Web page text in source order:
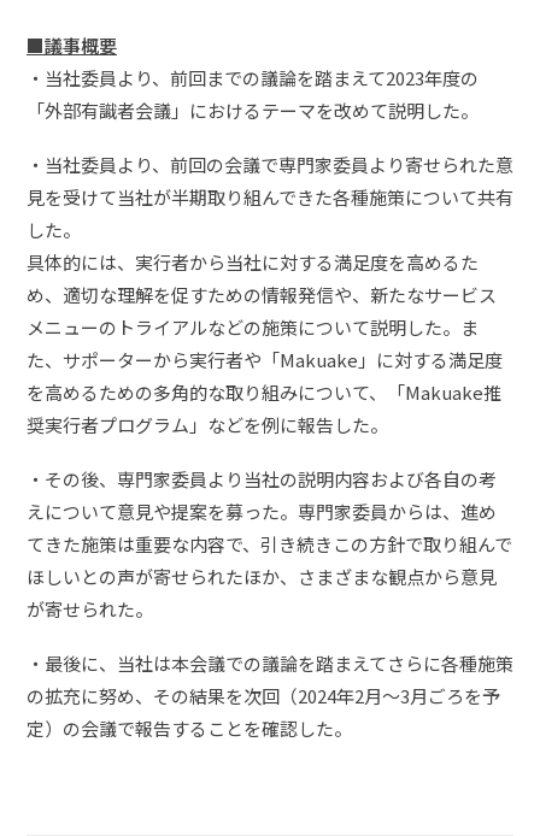
■議事概要
・当社委員より、前回までの議論を踏まえて2023年度の
「外部有識者会議」におけるテーマを改めて説明した。
・当社委員より、前回の会議で専門家委員より寄せられた意
見を受けて当社が半期取り組んできた各種施策について共有
した。
具体的には、実行者から当社に対する満足度を高めるた
め、適切な理解を促すための情報発信や、新たなサービス
メニューのトライアルなどの施策について説明した。ま
た、サポーターから実行者や「Makuake」に対する満足度
を高めるための多角的な取り組みについて、「Makuake推
奨実行者プログラム」などを例に報告した。
・その後、専門家委員より当社の説明内容および各自の考
えについて意見や提案を募った。専門家委員からは、進め
てきた施策は重要な内容で、引き続きこの方針で取り組んで
ほしいとの声が寄せられたほか、さまざまな観点から意見
が寄せられた。
・最後に、当社は本会議での議論を踏まえてさらに各種施策
の拡充に努め、その結果を次回（2024年2月〜3月ごろを予
定）の会議で報告することを確認した。